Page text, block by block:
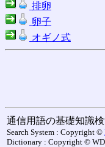
排卵
卵子
オギノ式
通信用語の基礎知識検
Search System : Copyright ©
Dictionary : Copyright ©